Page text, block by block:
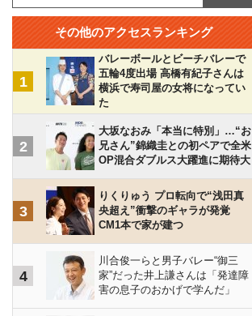
その他のアクセスランキング
1
バレーボールとビーチバレーで
五輪4度出場 高橋有紀子さんは
横浜で寿司屋の女将になってい
た
2
大坂なおみ「本当に特別」…“お
兄さん”錦織圭との初ペアで全米
OP混合ダブルス大躍進に期待大
3
りくりゅう プロ転向で“浅田真
央超え”衝撃のギャラが発覚
CM1本で家が建つ
4
川合俊一らと男子バレー“御三
家”だった井上謙さんは「発達障
害の息子のおかげで学んだ」